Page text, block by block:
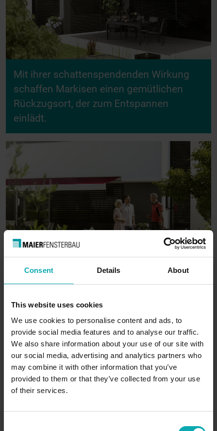
Consent Details About
This website uses cookies
We use cookies to personalise content and ads, to
provide social media features and to analyse our traffic.
We also share information about your use of our site with
our social media, advertising and analytics partners who
may combine it with other information that you’ve
provided to them or that they’ve collected from your use
of their services.
Mit ihrer schattenspendenden Wirkung
schaffen Markisen einen gemütlichen
Rückzugsort, der zum Entspannen
einlädt.